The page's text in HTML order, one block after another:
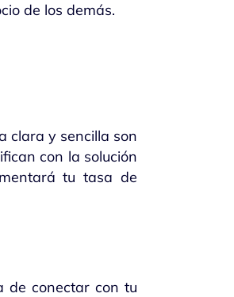
de los demás.
clara y sencilla son
con la solución
tu tasa de
de conectar con tu